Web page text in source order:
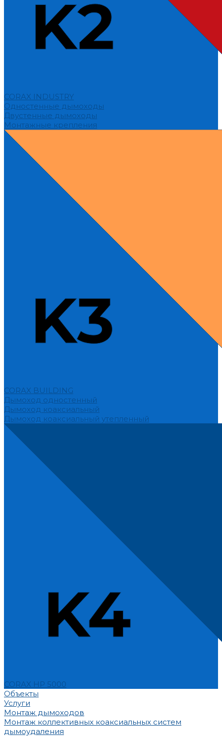
CORAX INDUSTRY
Одностенные дымоходы
Двустенные дымоходы
Монтажные крепления
CORAX BUILDING
Дымоход одностенный
Дымоход коаксиальный
Дымоход коаксиальный утепленный
CORAX HP 5000
Объекты
Услуги
Монтаж дымоходов
Монтаж коллективных коаксиальных систем
дымоудаления